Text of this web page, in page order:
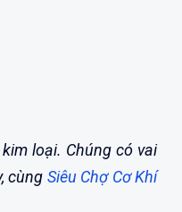
loại. Chúng có vai
cùng Siêu Chợ Cơ Khí